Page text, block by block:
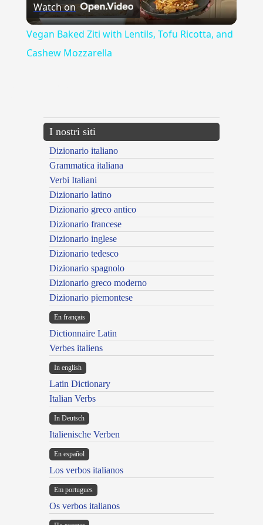
Video
Watch on
Vegan Baked Ziti with Lentils, Tofu Ricotta, and
Cashew Mozzarella
I nostri siti
Dizionario italiano
Grammatica italiana
Verbi Italiani
Dizionario latino
Dizionario greco antico
Dizionario francese
Dizionario inglese
Dizionario tedesco
Dizionario spagnolo
Dizionario greco moderno
Dizionario piemontese
En français
Dictionnaire Latin
Verbes italiens
In english
Latin Dictionary
Italian Verbs
In Deutsch
Italienische Verben
En español
Los verbos italianos
Em portugues
Os verbos italianos